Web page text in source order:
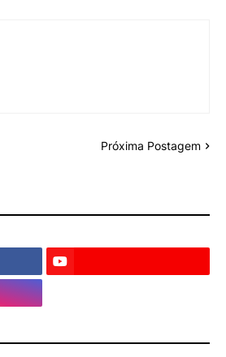
Próxima Postagem